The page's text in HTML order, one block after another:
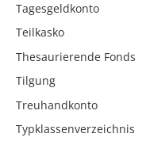
Tagesgeldkonto
Teilkasko
Thesaurierende Fonds
Tilgung
Treuhandkonto
Typklassenverzeichnis